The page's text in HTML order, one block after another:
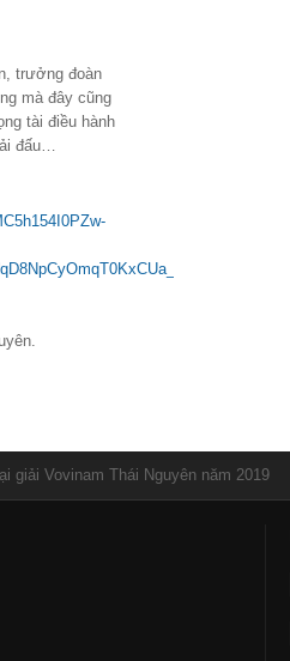
trưởng đoàn
mà đây cũng
tài điều hành
đấu…
giải Vovinam Thái Nguyên năm 2019